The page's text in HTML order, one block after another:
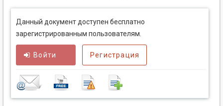
Данный документ доступен бесплатно
зарегистрированным пользователям.
Войти Регистрация